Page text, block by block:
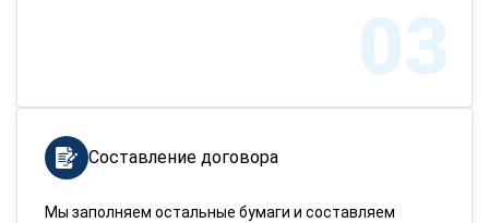
03
Составление договора
Мы заполняем остальные бумаги и составляем